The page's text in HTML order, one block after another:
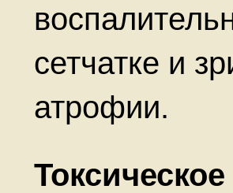
сетчатке и
атрофии.